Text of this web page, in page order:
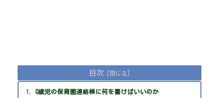
目次
0歳児の保育園連絡帳に何を書けばいいのか